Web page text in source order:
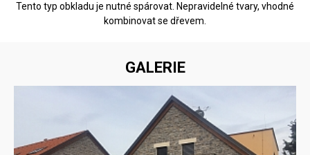
Tento typ obkladu je nutné spárovat. Nepravidelné tvary, vhodné
kombinovat se dřevem.
GALERIE